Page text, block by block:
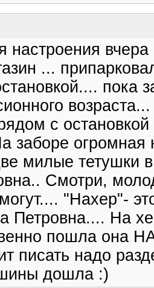
настроения
...
пока
с
заборе
милые тетушки
Смотри,
"Нахер"-
Петровна.... На
пошла она
писать надо
дошла :)